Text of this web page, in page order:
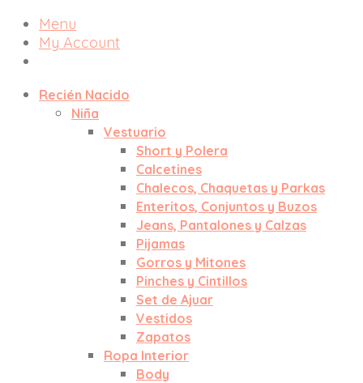
Menu
My Account
Recién Nacido
Niña
Vestuario
Short y Polera
Calcetines
Chalecos, Chaquetas y Parkas
Enteritos, Conjuntos y Buzos
Jeans, Pantalones y Calzas
Pijamas
Gorros y Mitones
Pinches y Cintillos
Set de Ajuar
Vestidos
Zapatos
Ropa Interior
Body